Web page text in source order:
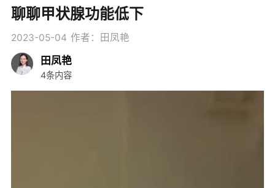
聊聊甲状腺功能低下
2023-05-04 作者：田凤艳
田凤艳
4条内容